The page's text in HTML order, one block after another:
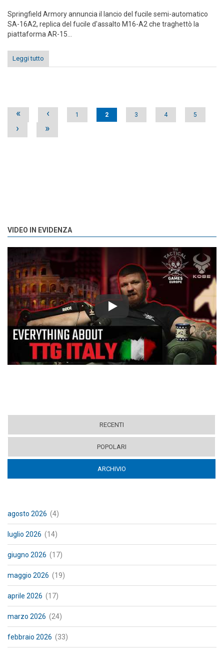
Springfield Armory annuncia il lancio del fucile semi-automatico
SA-16A2, replica del fucile d'assalto M16-A2 che traghettò la
piattaforma AR-15...
Leggi tutto
Pages
« ‹ 1 2 3 4 5
› »
VIDEO IN EVIDENZA
Play
RECENTI
POPOLARI
ARCHIVIO
agosto 2026 (4)
luglio 2026 (14)
giugno 2026 (17)
maggio 2026 (19)
aprile 2026 (17)
marzo 2026 (24)
febbraio 2026 (33)